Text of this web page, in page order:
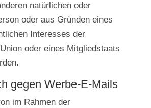
natürlichen oder
oder aus Gründen eines
Interesses der
oder eines Mitgliedstaats
gegen Werbe-E-Mails
im Rahmen der